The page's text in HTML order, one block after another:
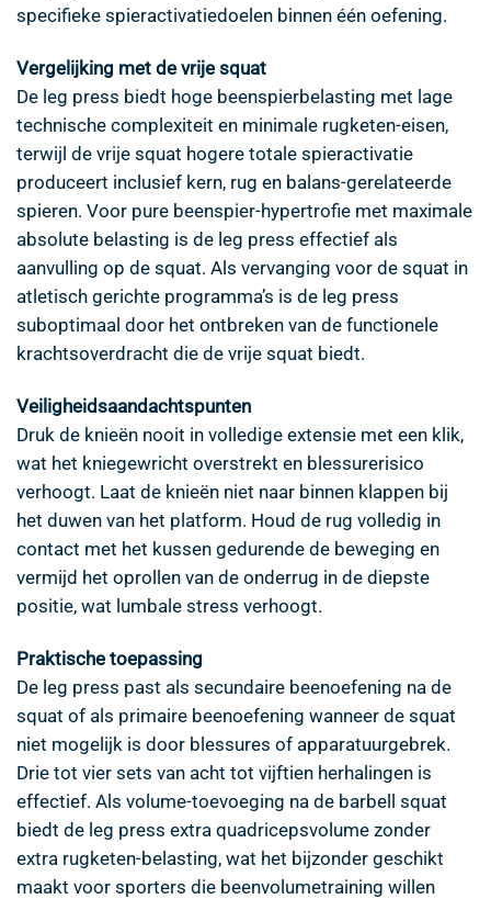
specifieke spieractivatiedoelen binnen één oefening.
Vergelijking met de vrije squat
De leg press biedt hoge beenspierbelasting met lage
technische complexiteit en minimale rugketen-eisen,
terwijl de vrije squat hogere totale spieractivatie
produceert inclusief kern, rug en balans-gerelateerde
spieren. Voor pure beenspier-hypertrofie met maximale
absolute belasting is de leg press effectief als
aanvulling op de squat. Als vervanging voor de squat in
atletisch gerichte programma’s is de leg press
suboptimaal door het ontbreken van de functionele
krachtsoverdracht die de vrije squat biedt.
Veiligheidsaandachtspunten
Druk de knieën nooit in volledige extensie met een klik,
wat het kniegewricht overstrekt en blessurerisico
verhoogt. Laat de knieën niet naar binnen klappen bij
het duwen van het platform. Houd de rug volledig in
contact met het kussen gedurende de beweging en
vermijd het oprollen van de onderrug in de diepste
positie, wat lumbale stress verhoogt.
Praktische toepassing
De leg press past als secundaire beenoefening na de
squat of als primaire beenoefening wanneer de squat
niet mogelijk is door blessures of apparatuurgebrek.
Drie tot vier sets van acht tot vijftien herhalingen is
effectief. Als volume-toevoeging na de barbell squat
biedt de leg press extra quadricepsvolume zonder
extra rugketen-belasting, wat het bijzonder geschikt
maakt voor sporters die beenvolumetraining willen